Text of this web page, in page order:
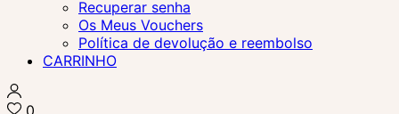
Recuperar senha
Os Meus Vouchers
Política de devolução e reembolso
CARRINHO
0